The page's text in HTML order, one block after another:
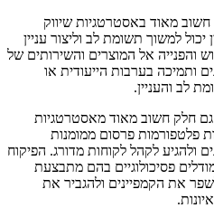
חשוב מאוד באסטרטגיות שיווק
למשוך תשומת לב וליצור עניין
והפנייה אל המוצרים והשירותים של
ותמיכה בערבות הייעודית או
לב והעניין.
חלק חשוב מאוד מאסטרטגיות
פלטפורמות פרסום ממומנות
ולהגיע לקהל לקוחות מדורג. הפיקוח
פסיכולוגיים בהם מתבצעת
את הקמפיינים ולהגביר את